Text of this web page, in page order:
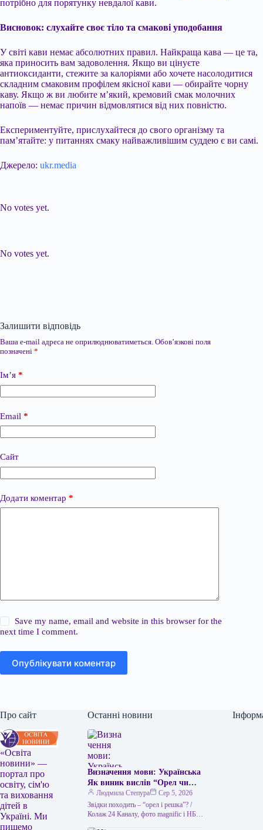
потрібно для порятунку невдалої кави.
Висновок: слухайте своє тіло та смакові уподобання
У світі кави немає абсолютних правил. Найкраща кава — це та,
яка приносить вам задоволення. Якщо ви цінуєте
антиоксиданти, стежите за калоріями або хочете насолодитися
складним смаковим профілем якісної кави — обирайте чорну
каву. Якщо ж ви любите м’який, кремовий смак молочних
напоїв — немає причин відмовлятися від них повністю.
Експериментуйте, прислухайтеся до свого організму та
пам’ятайте: у питаннях смаку найважливішим суддею є ви самі.
Джерело: ukr.media
No votes yet.
No votes yet.
Залишити відповідь
Ваша e-mail адреса не оприлюднюватиметься. Обов’язкові поля
позначені *
Ім’я *
Email *
Сайт
Додати коментар *
Save my name, email and website in this browser for the
next time I comment.
Опублікувати коментар
Про сайт
«Освіта
новини» —
портал про
освіту, сім'ю
та виховання
дітей в
Україні. Ми
пишемо
Останні новини
Визначення мови: Українська
Як виник вислів “Орел чи
решка” та чим його можна
замінити в українській мові
“Орел чи решка” – це
Людмила Степура
Сер 5, 2026
Звідки походить – “орел і решка”? /
Колаж 24 Каналу, фото magnific і НБУ